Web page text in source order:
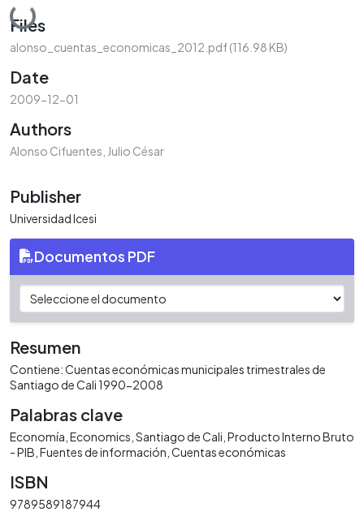
Files
alonso_cuentas_economicas_2012.pdf(116.98 KB)
Date
2009-12-01
Authors
Alonso Cifuentes, Julio César
Publisher
Universidad Icesi
Documentos PDF
Resumen
Contiene: Cuentas económicas municipales trimestrales de
Santiago de Cali 1990-2008
Palabras clave
Economía Economics Santiago de Cali Producto Interno Bruto
- PIB Fuentes de información Cuentas económicas
ISBN
9789589187944